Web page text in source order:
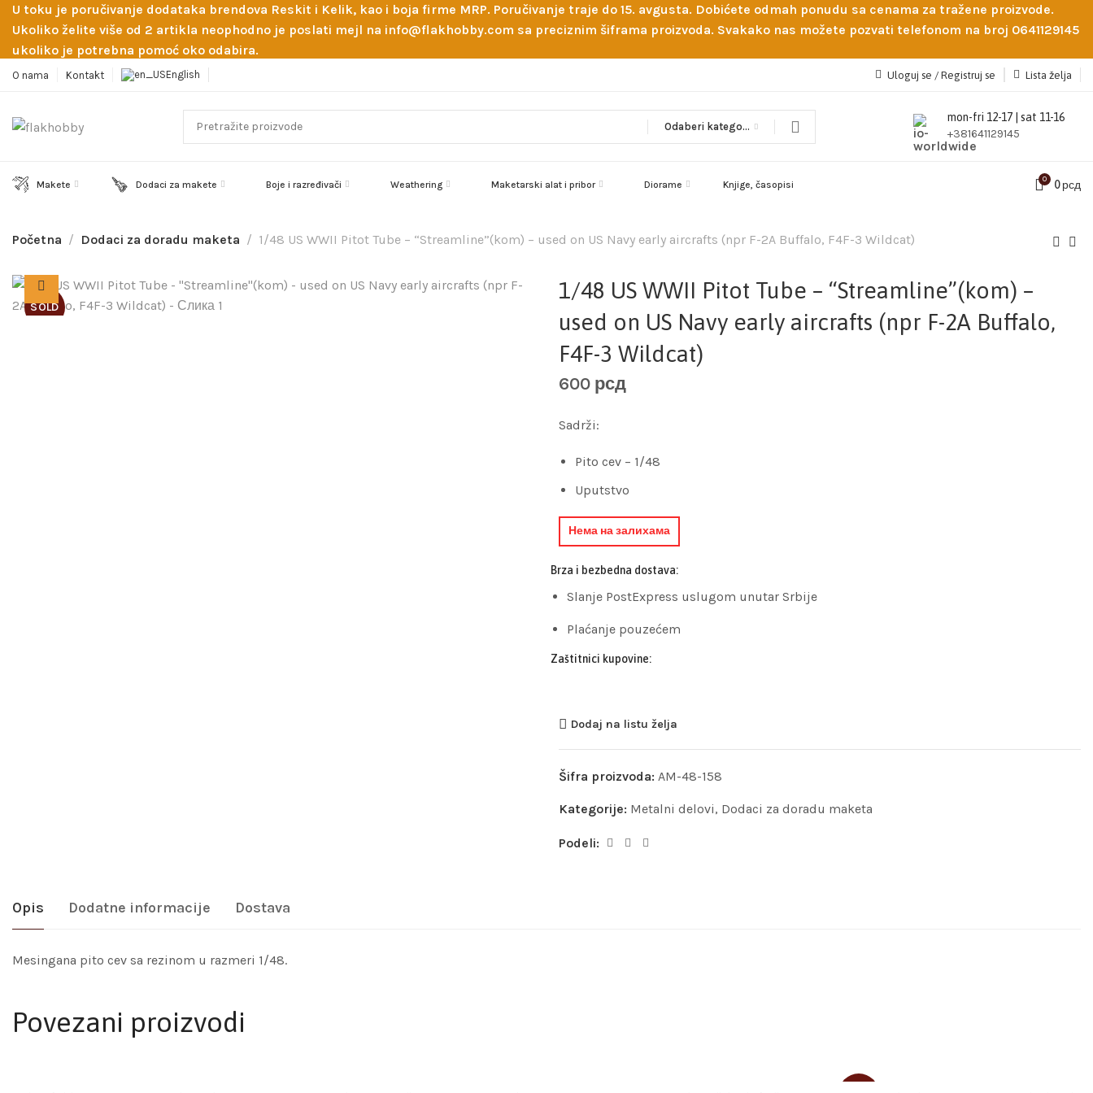
U toku je poručivanje dodataka brendova Reskit i Kelik, kao i boja firme MRP. Poručivanje traje do 15. avgusta. Dobićete odmah ponudu sa cenama za tražene proizvode.
Ukoliko želite više od 2 artikla neophodno je poslati mejl na info@flakhobby.com sa preciznim šiframa proizvoda. Svakako nas možete pozvati telefonom na broj 0641129145
ukoliko je potrebna pomoć oko odabira.
O nama Kontakt English Uloguj se / Registruj se Lista želja
Odaberi kategoriju
mon-fri 12-17 | sat 11-16
+381641129145
Makete Dodaci za makete Boje i razređivači Weathering Maketarski alat i pribor Diorame Knjige, časopisi 0 0рсд
Početna Dodaci za doradu maketa 1/48 US WWII Pitot Tube – “Streamline”(kom) – used on US Navy early aircrafts (npr F-2A Buffalo, F4F-3 Wildcat)
SOLD
1/48 US WWII Pitot Tube – “Streamline”(kom) –
used on US Navy early aircrafts (npr F-2A Buffalo,
F4F-3 Wildcat)
600 рсд
Sadrži:
Pito cev – 1/48
Uputstvo
Нема на залихама
Brza i bezbedna dostava:
Slanje PostExpress uslugom unutar Srbije
Plaćanje pouzećem
Zaštitnici kupovine:
Dodaj na listu želja
Šifra proizvoda: AM-48-158
Kategorije: Metalni delovi, Dodaci za doradu maketa
Podeli:
Opis Dodatne informacije Dostava
Mesingana pito cev sa rezinom u razmeri 1/48.
Povezani proizvodi